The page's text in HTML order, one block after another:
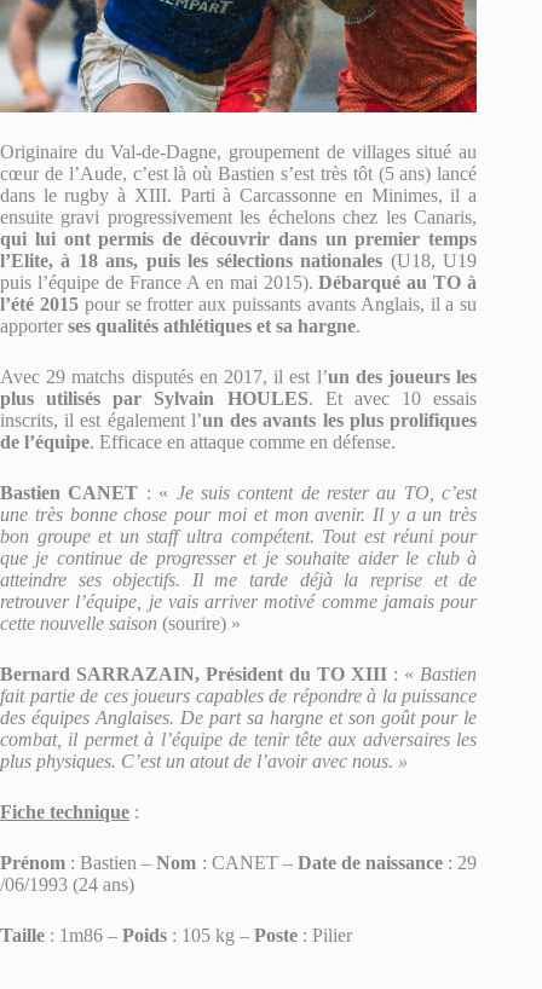
Originaire du Val-de-Dagne, groupement de villages situé au
cœur de l’Aude, c’est là où Bastien s’est très tôt (5 ans) lancé
dans le rugby à XIII. Parti à Carcassonne en Minimes, il a
ensuite gravi progressivement les échelons chez les Canaris,
qui lui ont permis de découvrir dans un premier temps
l’Elite, à 18 ans, puis les sélections nationales (U18, U19
puis l’équipe de France A en mai 2015).Débarqué au TO à
l’été 2015pour se frotter aux puissants avants Anglais, il a su
apporter ses qualités athlétiques et sa hargne.
Avec 29 matchs disputés en 2017, il est l’un des joueurs les
plus utilisés par Sylvain HOULES. Et avec 10 essais
inscrits, il est également l’un des avants les plus prolifiques
de l’équipe. Efficace en attaque comme en défense.
Bastien CANET : « Je suis content de rester au TO, c’est
une très bonne chose pour moi et mon avenir. Il y a un très
bon groupe et un staff ultra compétent. Tout est réuni pour
que je continue de progresser et je souhaite aider le club à
atteindre ses objectifs. Il me tarde déjà la reprise et de
retrouver l’équipe, je vais arriver motivé comme jamais pour
cette nouvelle saison (sourire) »
Bernard SARRAZAIN, Président du TO XIII : « Bastien
fait partie de ces joueurs capables de répondre à la puissance
des équipes Anglaises. De part sa hargne et son goût pour le
combat, il permet à l’équipe de tenir tête aux adversaires les
plus physiques. C’est un atout de l’avoir avec nous. »
Fiche technique :
Prénom : Bastien –Nom : CANET – Date de naissance : 29
/06/1993 (24 ans)
Taille : 1m86 – Poids : 105 kg – Poste : Pilier